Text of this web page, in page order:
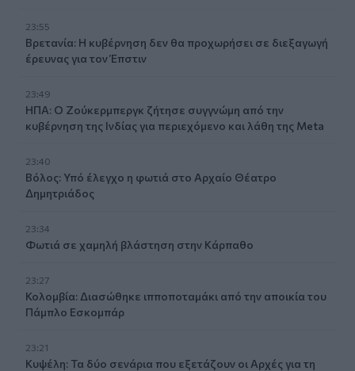
23:55
Βρετανία: Η κυβέρνηση δεν θα προχωρήσει σε διεξαγωγή
έρευνας για τον Έπστιν
23:49
ΗΠΑ: Ο Ζούκερμπεργκ ζήτησε συγγνώμη από την
κυβέρνηση της Ινδίας για περιεχόμενο και λάθη της Meta
23:40
Βόλος: Υπό έλεγχο η φωτιά στο Αρχαίο Θέατρο
Δημητριάδος
23:34
Φωτιά σε χαμηλή βλάστηση στην Κάρπαθο
23:27
Κολομβία: Διασώθηκε ιπποποταμάκι από την αποικία του
Πάμπλο Εσκομπάρ
23:21
Κυψέλη: Τα δύο σενάρια που εξετάζουν οι Αρχές για τη